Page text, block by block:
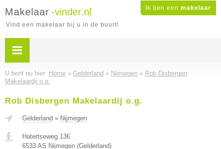
Ik ben een makelaar
Makelaar -vinder.nl
Vind een makelaar bij u in de buurt!
U bent nu hier: Home » Gelderland » Nijmegen » Rob Disbergen
Makelaardij o.g.
Rob Disbergen Makelaardij o.g.
Gelderland » Nijmegen
Hatertseweg 136
6533 AS Nijmegen (Gelderland)